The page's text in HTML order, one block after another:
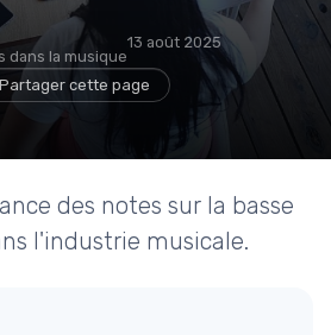
dans la musique
13 août 2025
Partager cette page
des notes sur la basse
l'industrie musicale.